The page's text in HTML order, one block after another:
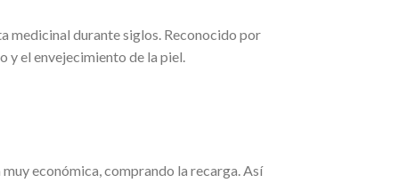
medicinal durante siglos. Reconocido por
y el envejecimiento de la piel.
económica, comprando la recarga. Así